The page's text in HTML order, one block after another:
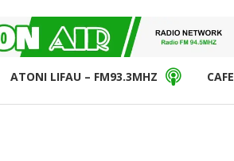
ATONI LIFAU – FM93.3MHZ